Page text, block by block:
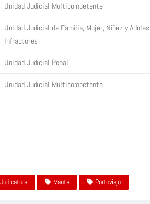
Unidad Judicial Multicompetente
Unidad Judicial de Familia, Mujer, Niñez y
Infractores
Unidad Judicial Penal
Unidad Judicial Multicompetente
Judicatura Manta Portoviejo